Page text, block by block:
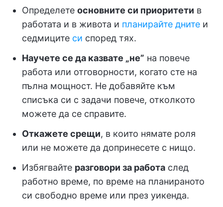
Определете основните си приоритети в
работата и в живота и планирайте дните и
седмиците си според тях.
Научете се да казвате „не” на повече
работа или отговорности, когато сте на
пълна мощност. Не добавяйте към
списъка си с задачи повече, отколкото
можете да се справите.
Откажете срещи, в които нямате роля
или не можете да допринесете с нищо.
Избягвайте разговори за работа след
работно време, по време на планираното
си свободно време или през уикенда.